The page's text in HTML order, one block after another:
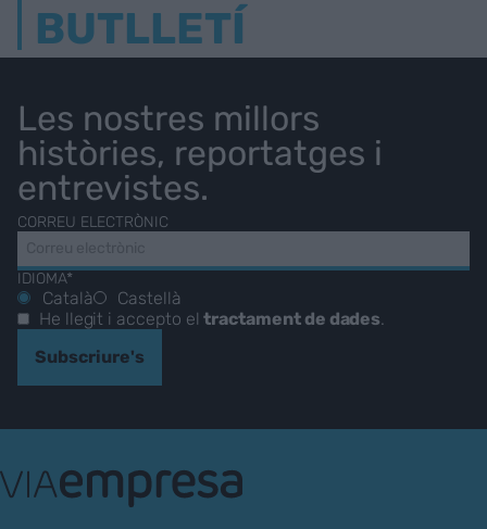
BUTLLETÍ
Les nostres millors
històries, reportatges i
entrevistes.
CORREU ELECTRÒNIC
IDIOMA*
Català
Castellà
He llegit i accepto eltractament de dades.
Subscriure's